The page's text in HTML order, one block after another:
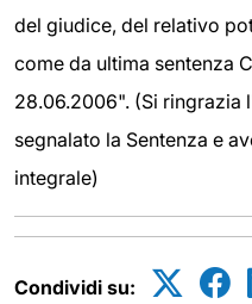
del giudice, del relativo
come da ultima sentenza
28.06.2006". (Si ringrazia
segnalato la Sentenza e
integrale)
Condividi su: